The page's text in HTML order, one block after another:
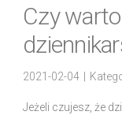
Czy
2021-02-04 |
Jeżeli czujesz, że